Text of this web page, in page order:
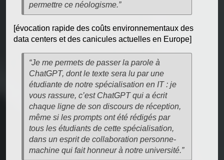
permettre ce néologisme.”
[évocation rapide des coûts environnementaux des
data centers et des canicules actuelles en Europe]
“Je me permets de passer la parole à
ChatGPT, dont le texte sera lu par une
étudiante de notre spécialisation en IT : je
vous rassure, c’est ChatGPT qui a écrit
chaque ligne de son discours de réception,
même si les prompts ont été rédigés par
tous les étudiants de cette spécialisation,
dans un esprit de collaboration personne-
machine qui fait honneur à notre université.”